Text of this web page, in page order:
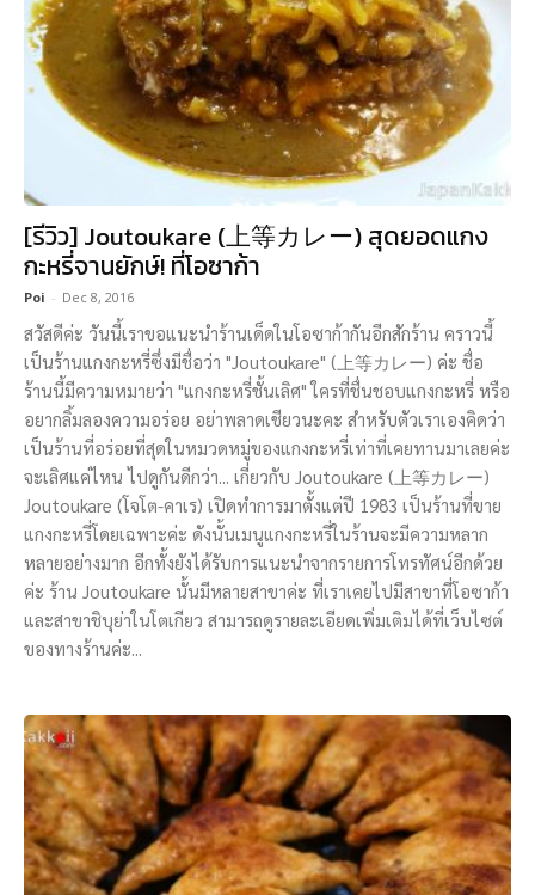
[รีวิว] Joutoukare (上等カレー) สุดยอดแกง
กะหรี่จานยักษ์! ที่โอซาก้า
Poi - Dec 8, 2016
สวัสดีค่ะ วันนี้เราขอแนะนำร้านเด็ดในโอซาก้ากันอีกสักร้าน คราวนี้
เป็นร้านแกงกะหรี่ซึ่งมีชื่อว่า "Joutoukare" (上等カレー) ค่ะ ชื่อ
ร้านนี้มีความหมายว่า "แกงกะหรี่ชั้นเลิศ" ใครที่ชื่นชอบแกงกะหรี่ หรือ
อยากลิ้มลองความอร่อย อย่าพลาดเชียวนะคะ สำหรับตัวเราเองคิดว่า
เป็นร้านที่อร่อยที่สุดในหมวดหมู่ของแกงกะหรี่เท่าที่เคยทานมาเลยค่ะ
จะเลิศแค่ไหน ไปดูกันดีกว่า... เกี่ยวกับ Joutoukare (上等カレー)
Joutoukare (โจโต-คาเร) เปิดทำการมาตั้งแต่ปี 1983 เป็นร้านที่ขาย
แกงกะหรี่โดยเฉพาะค่ะ ดังนั้นเมนูแกงกะหรี่ในร้านจะมีความหลาก
หลายอย่างมาก อีกทั้งยังได้รับการแนะนำจากรายการโทรทัศน์อีกด้วย
ค่ะ ร้าน Joutoukare นั้นมีหลายสาขาค่ะ ที่เราเคยไปมีสาขาที่โอซาก้า
และสาขาชิบุย่าในโตเกียว สามารถดูรายละเอียดเพิ่มเติมได้ที่เว็บไซต์
ของทางร้านค่ะ...